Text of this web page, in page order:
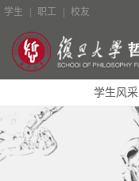
学生 职工 校友
学院概况
新闻中心
学生风采